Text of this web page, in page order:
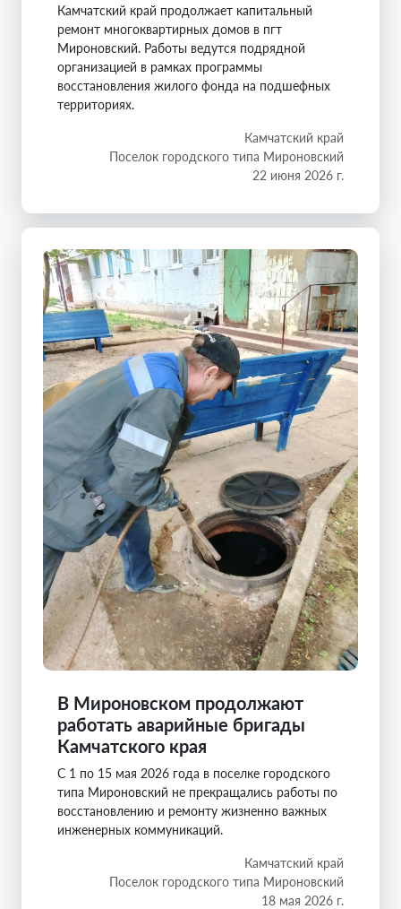
Камчатский край продолжает капитальный
ремонт многоквартирных домов в пгт
Мироновский. Работы ведутся подрядной
организацией в рамках программы
восстановления жилого фонда на подшефных
территориях.
Камчатский край
Поселок городского типа Мироновский
22 июня 2026 г.
В Мироновском продолжают
работать аварийные бригады
Камчатского края
С 1 по 15 мая 2026 года в поселке городского
типа Мироновский не прекращались работы по
восстановлению и ремонту жизненно важных
инженерных коммуникаций.
Камчатский край
Поселок городского типа Мироновский
18 мая 2026 г.